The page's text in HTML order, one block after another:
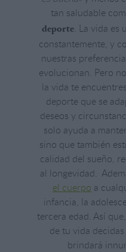
tan saludable
deporte. La vida es
constantemente, y
nuestras
evolucionan. Pero
la vida te
deporte que se
deseos y
solo ayuda a
sino que también
calidad del sueño,
al longevidad.
el cuerpo a
infancia, la
tercera edad. Así
de tu vida
brindará